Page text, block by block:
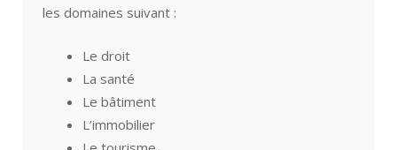
les domaines suivant :
Le droit
La santé
Le bâtiment
L’immobilier